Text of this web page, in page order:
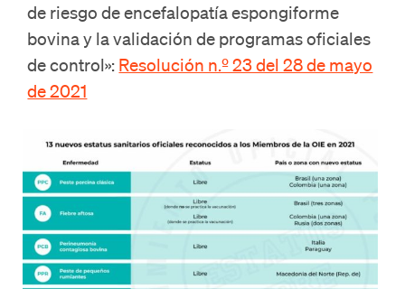
de riesgo de encefalopatía espongiforme
bovina y la validación de programas oficiales
de control»: Resolución n.º 23 del 28 de mayo
de 2021